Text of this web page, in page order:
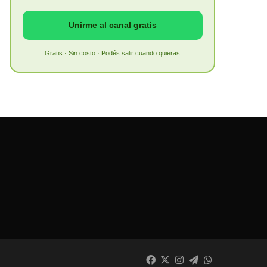
Unirme al canal gratis
Gratis · Sin costo · Podés salir cuando quieras
Facebook
X Instagram
Telegram